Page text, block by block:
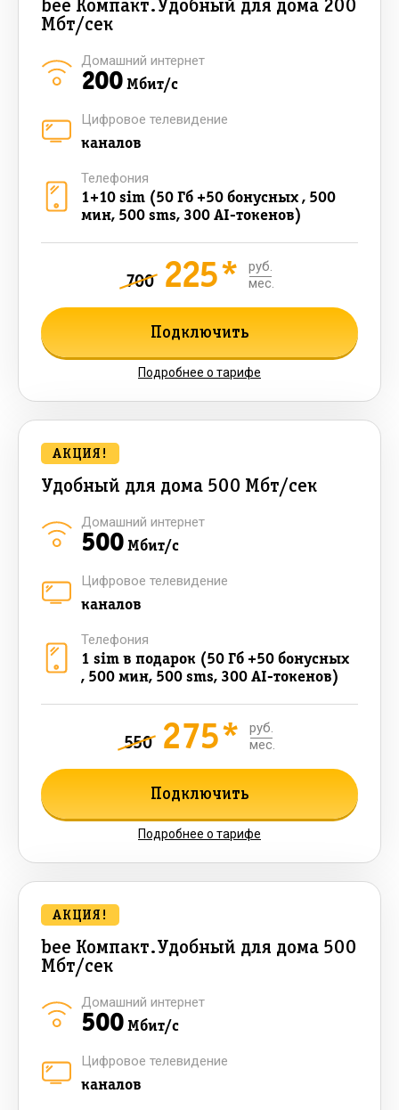
bee Компакт.Удобный для дома 200
Мбт/сек
200Мбит/с
Домашний интернет
каналов
Цифровое телевидение
1+10 sim (50 Гб +50 бонусных , 500
мин, 500 sms, 300 AI-токенов)
Телефония
700 225*
руб.
мес.
Подключить
Подробнее о тарифе
Удобный для дома 500 Мбт/сек
АКЦИЯ!
500Мбит/с
Домашний интернет
каналов
Цифровое телевидение
1 sim в подарок (50 Гб +50 бонусных
, 500 мин, 500 sms, 300 AI-токенов)
Телефония
550 275*
руб.
мес.
Подключить
Подробнее о тарифе
bee Компакт.Удобный для дома 500
Мбт/сек
АКЦИЯ!
500Мбит/с
Домашний интернет
каналов
Цифровое телевидение